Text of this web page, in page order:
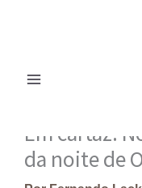
Em cartaz:
da noite de